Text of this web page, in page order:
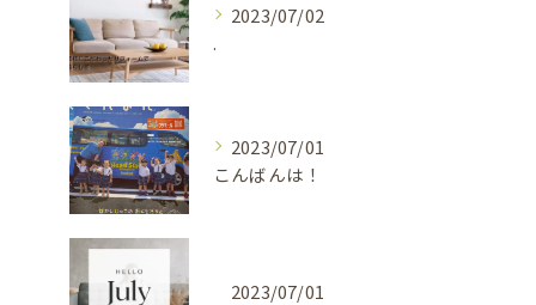
2023/07/02
.
2023/07/01
こんばんは！
2023/07/01